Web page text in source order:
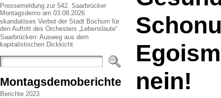
Pressemeldung zur 542. Saarbrücker
Montagsdemo am 03.08.2026
skandalöses Verbot der Stadt Bochum für
den Auftritt des Orchesters „Lebenslaute“
Saarbrücken: Ausweg aus dem
kapitalistischen Dickkicht
Montagsdemoberichte
Berichte 2023
nein!